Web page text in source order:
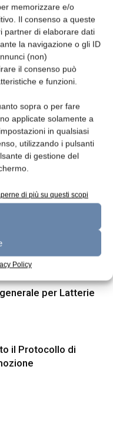
memorizzare e/o
Il consenso a queste
partner di elaborare dati
la navigazione o gli ID
(non)
il consenso può
e funzioni.
sopra o per fare
applicate solamente a
in qualsiasi
utilizzando i pulsanti
di gestione del
di più su questi scopi
Policy
Articolo successivo
Ismea: che cosa sta
al settore lattiero
per Latterie
il Protocollo di